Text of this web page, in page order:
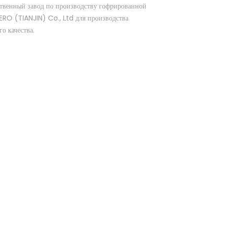
завод по производству гофрированной
(TIANJIN) Co., Ltd для производства
качества.